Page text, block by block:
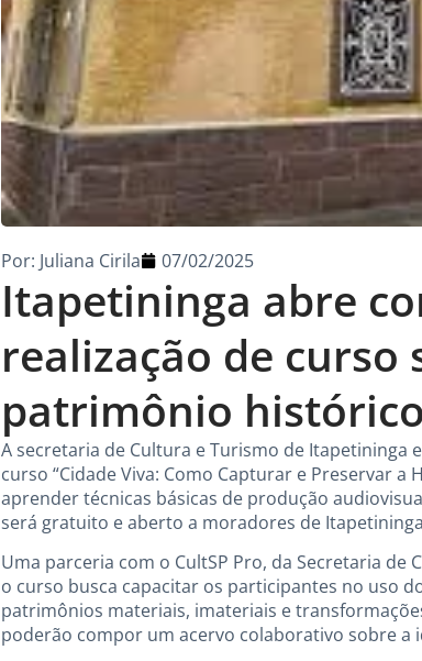
Itapetininga abre
realização de
patrimônio histórico
Por: Juliana Cirila 07/02/2025
A secretaria de Cultura e Turismo de
curso “Cidade Viva: Como Capturar e Preservar
aprender técnicas básicas de produção
será gratuito e aberto a moradores de
Uma parceria com o CultSP Pro, da Secretaria de
o curso busca capacitar os participantes no uso
patrimônios materiais, imateriais e
poderão compor um acervo colaborativo sobre a